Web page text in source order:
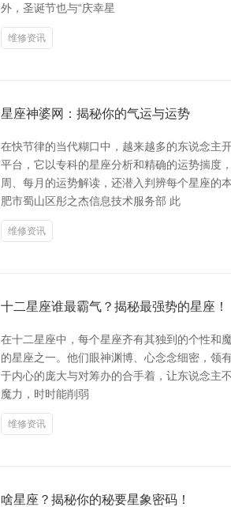
外，圣诞节也与“庆幸星
维修资讯
星座神婆网：揭秘你的气运与运势
在快节律的当代糊口中，越来越多的东说念主
平台，它以专科的星座分析和精确的运势揣度
周、每月的运势解读，还潜入判辨每个星座的
肥市蜀山区彤之杰信息技术服务部 此
维修资讯
十二星座谁最霸气？揭秘最强势的星座！
在十二星座中，每个星座齐有其独到的个性和
的星座之一。他们眼神渊博、心念念细密，领
于内心的庞大与对筹办的合手着，让东说念主
魔力，时时能削弱
维修资讯
啥星座？揭秘你的秘要星象密码！